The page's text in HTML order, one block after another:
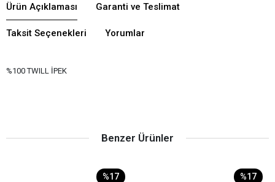
Ürün Açıklaması Garanti ve Teslimat
Taksit Seçenekleri Yorumlar
%100 TWILL İPEK
Benzer Ürünler
%17 %17